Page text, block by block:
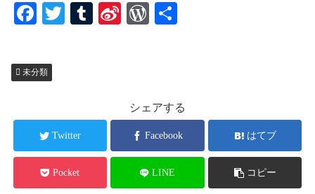
Fa
bo
ok
T
T
Si
bo
W
es
s
未分類
シェアする
Twitter Facebook はてブ
Pocket LINE コピー